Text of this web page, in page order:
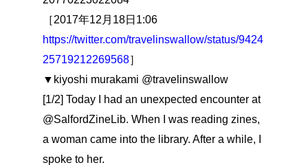
［2017年12月18日1:06
https://twitter.com/travelinswallow/status/9424
25719212269568］
▼kiyoshi murakami @travelinswallow
[1/2] Today I had an unexpected encounter at
@SalfordZineLib. When I was reading zines,
a woman came into the library. After a while, I
spoke to her.